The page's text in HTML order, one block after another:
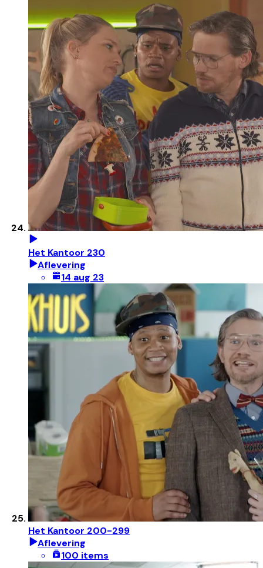
Het Kantoor 230
Aflevering
14 aug 23
Het Kantoor 200-299
Aflevering
100 items